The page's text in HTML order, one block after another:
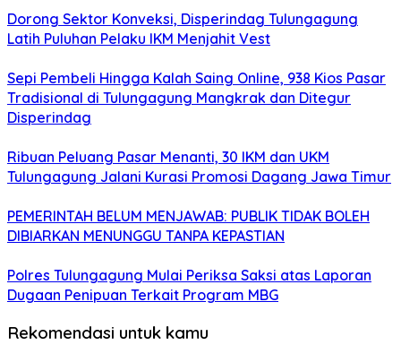
Dorong Sektor Konveksi, Disperindag Tulungagung
Latih Puluhan Pelaku IKM Menjahit Vest
Sepi Pembeli Hingga Kalah Saing Online, 938 Kios Pasar
Tradisional di Tulungagung Mangkrak dan Ditegur
Disperindag
Ribuan Peluang Pasar Menanti, 30 IKM dan UKM
Tulungagung Jalani Kurasi Promosi Dagang Jawa Timur
PEMERINTAH BELUM MENJAWAB: PUBLIK TIDAK BOLEH
DIBIARKAN MENUNGGU TANPA KEPASTIAN
Polres Tulungagung Mulai Periksa Saksi atas Laporan
Dugaan Penipuan Terkait Program MBG
Rekomendasi untuk kamu